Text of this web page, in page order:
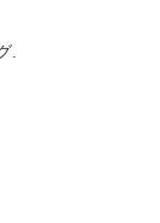
.